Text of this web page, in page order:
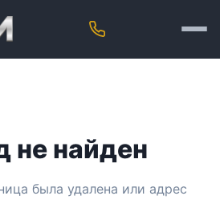
не найден
была удалена или адрес